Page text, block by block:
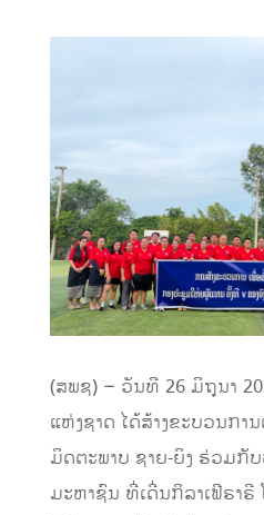
(ສພຊ) – ວັນທີ 26 ມິຖຸນາ
ແຫ່ງຊາດ ໄດ້ສ້າງຂະບວນກາ
ມິດຕະພາບ ຊາຍ-ຍິງ ຮ່ວມກັ
ມະຫາຊົນ ທີ່ເດີ່ນກິລາເຟີຣາ